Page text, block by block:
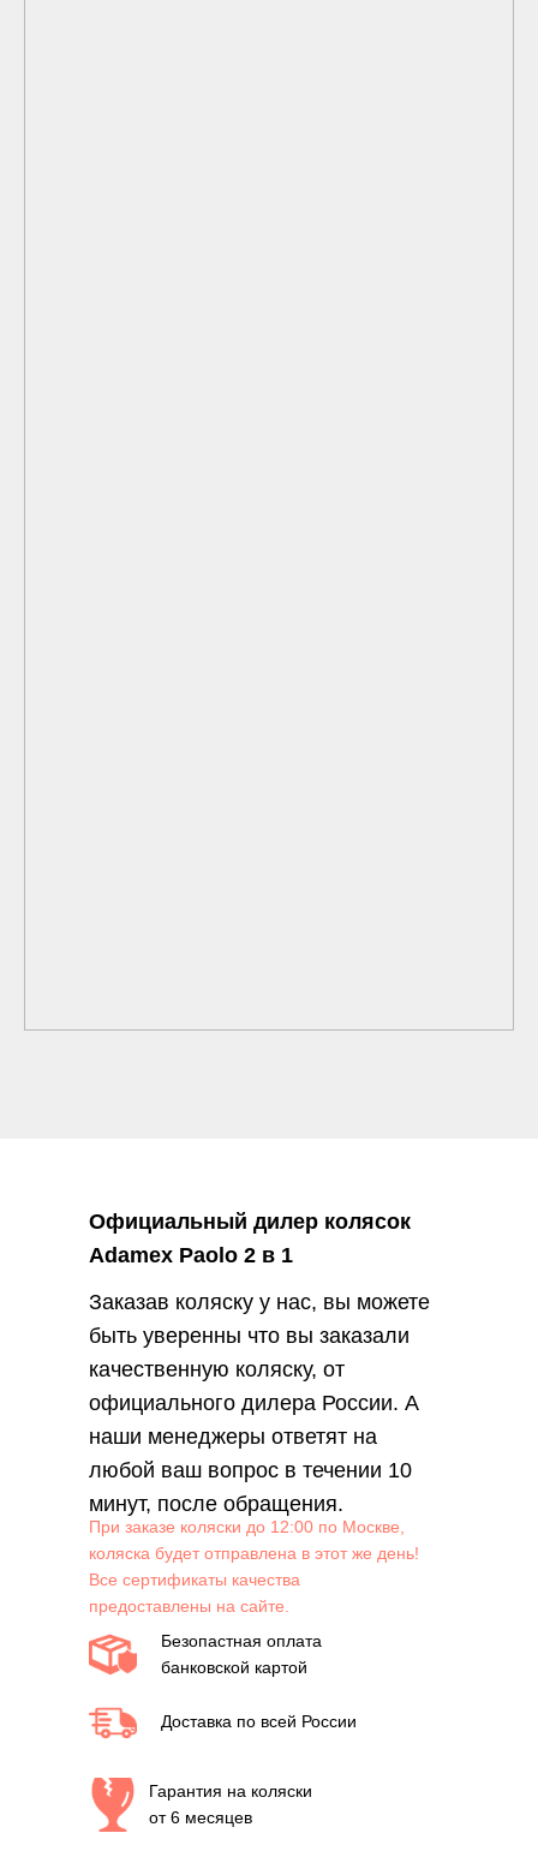
Официальный дилер колясок
Adamex Paolo 2 в 1
Заказав коляску у нас, вы можете
быть уверенны что вы заказали
качественную коляску, от
официального дилера России. А
наши менеджеры ответят на
любой ваш вопрос в течении 10
минут, после обращения.
При заказе коляски до 12:00 по Москве,
коляска будет отправлена в этот же день!
Все сертификаты качества
предоставлены на сайте.
Гарантия на коляски
от 6 месяцев
Безопастная оплата
банковской картой
Доставка по всей России